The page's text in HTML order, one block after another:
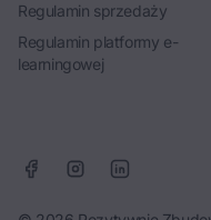
Regulamin sprzedaży
Regulamin platformy e-
learningowej